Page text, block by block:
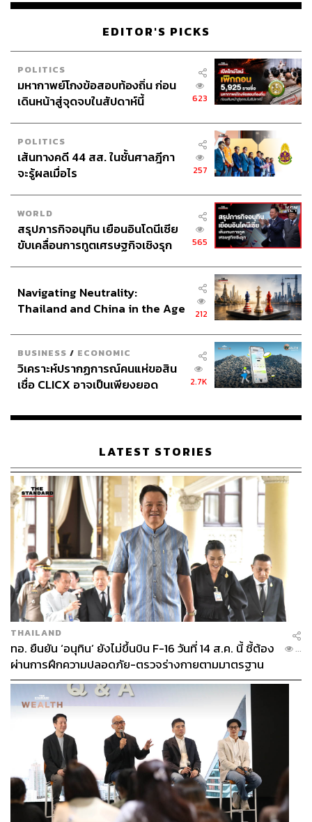
308
ABOUT THE AUTHOR
ตรีชฎา โชคธนาเสริมสกุล
Content Creator กองข่าวต่างประเทศ
EDITOR'S PICKS
POLITICS
มหากาพย์โกงข้อสอบท้องถิ่น ก่อน
เดินหน้าสู่จุดจบในสัปดาห์นี้
623
POLITICS
เส้นทางคดี 44 สส. ในชั้นศาลฎีกา
จะรู้ผลเมื่อไร
257
WORLD
สรุปภารกิจอนุทิน เยือนอินโดนีเซีย
ขับเคลื่อนการทูตเศรษฐกิจเชิงรุก
565
Navigating Neutrality:
Thailand and China in the Age
212
BUSINESS / ECONOMIC
วิเคราะห์ปรากฏการณ์คนแห่ขอสิน
เชื่อ CLICX อาจเป็นเพียงยอด
เรือนไทยที่ถูกซุกไว้
2.7K
LATEST STORIES
THAILAND
ทอ. ยืนยัน ‘อนุทิน’ ยังไม่ขึ้นบิน F-16 วันที่ 14 ส.ค. นี้ ชี้ต้อง
ผ่านการฝึกความปลอดภัย-ตรวจร่างกายตามมาตรฐาน
ก่อน
...